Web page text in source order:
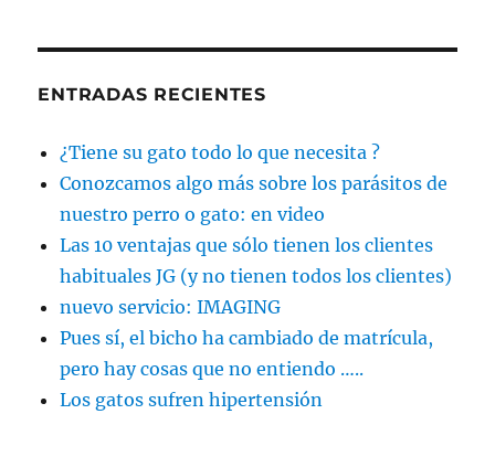
ENTRADAS RECIENTES
¿Tiene su gato todo lo que necesita ?
Conozcamos algo más sobre los parásitos de
nuestro perro o gato: en video
Las 10 ventajas que sólo tienen los clientes
habituales JG (y no tienen todos los clientes)
nuevo servicio: IMAGING
Pues sí, el bicho ha cambiado de matrícula,
pero hay cosas que no entiendo …..
Los gatos sufren hipertensión